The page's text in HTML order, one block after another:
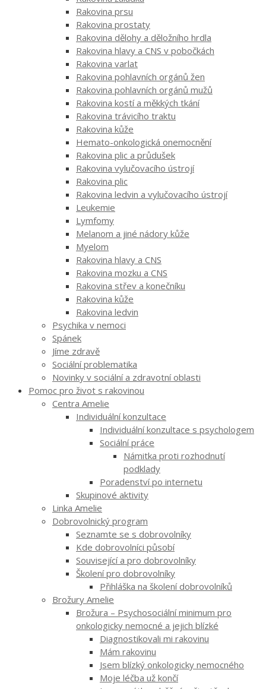
Rakovina prsu
Rakovina prostaty
Rakovina dělohy a děložního hrdla
Rakovina hlavy a CNS v pobočkách
Rakovina varlat
Rakovina pohlavních orgánů žen
Rakovina pohlavních orgánů mužů
Rakovina kostí a měkkých tkání
Rakovina trávicího traktu
Rakovina kůže
Hemato-onkologická onemocnění
Rakovina plic a průdušek
Rakovina vylučovacího ústrojí
Rakovina plic
Rakovina ledvin a vylučovacího ústrojí
Leukemie
Lymfomy
Melanom a jiné nádory kůže
Myelom
Rakovina hlavy a CNS
Rakovina mozku a CNS
Rakovina střev a konečníku
Rakovina kůže
Rakovina ledvin
Psychika v nemoci
Spánek
Jíme zdravě
Sociální problematika
Novinky v sociální a zdravotní oblasti
Pomoc pro život s rakovinou
Centra Amelie
Individuální konzultace
Individuální konzultace s psychologem
Sociální práce
Námitka proti rozhodnutí
podklady
Poradenství po internetu
Skupinové aktivity
Linka Amelie
Dobrovolnický program
Seznamte se s dobrovolníky
Kde dobrovolníci působí
Související a pro dobrovolníky
Školení pro dobrovolníky
Přihláška na školení dobrovolníků
Brožury Amelie
Brožura – Psychosociální minimum pro
onkologicky nemocné a jejich blízké
Diagnostikovali mi rakovinu
Mám rakovinu
Jsem blízký onkologicky nemocného
Moje léčba už končí